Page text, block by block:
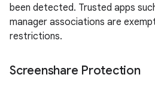
been detected. Trusted apps
manager associations are
restrictions.
Screenshare Protection